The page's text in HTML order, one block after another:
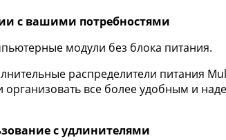
с вашими потребностями
модули без блока питания.
распределители питания
организовать все более удобным и
с удлинителями